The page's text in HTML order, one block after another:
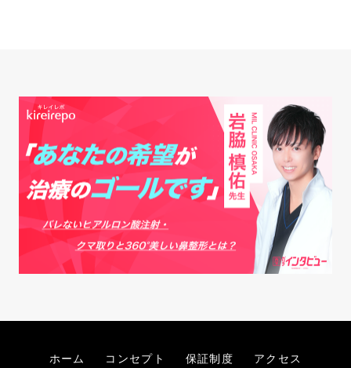
ホーム コンセプト 保証制度 アクセス